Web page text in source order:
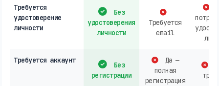
Требуется
удостоверение
личности
Без
удостоверения
личности
Требуется
email
Требуется аккаунт
Без
регистрации
Да —
полная
регистрация